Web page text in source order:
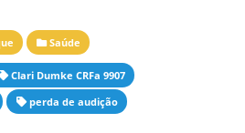
Saúde
Clari Dumke CRFa 9907
perda de audição